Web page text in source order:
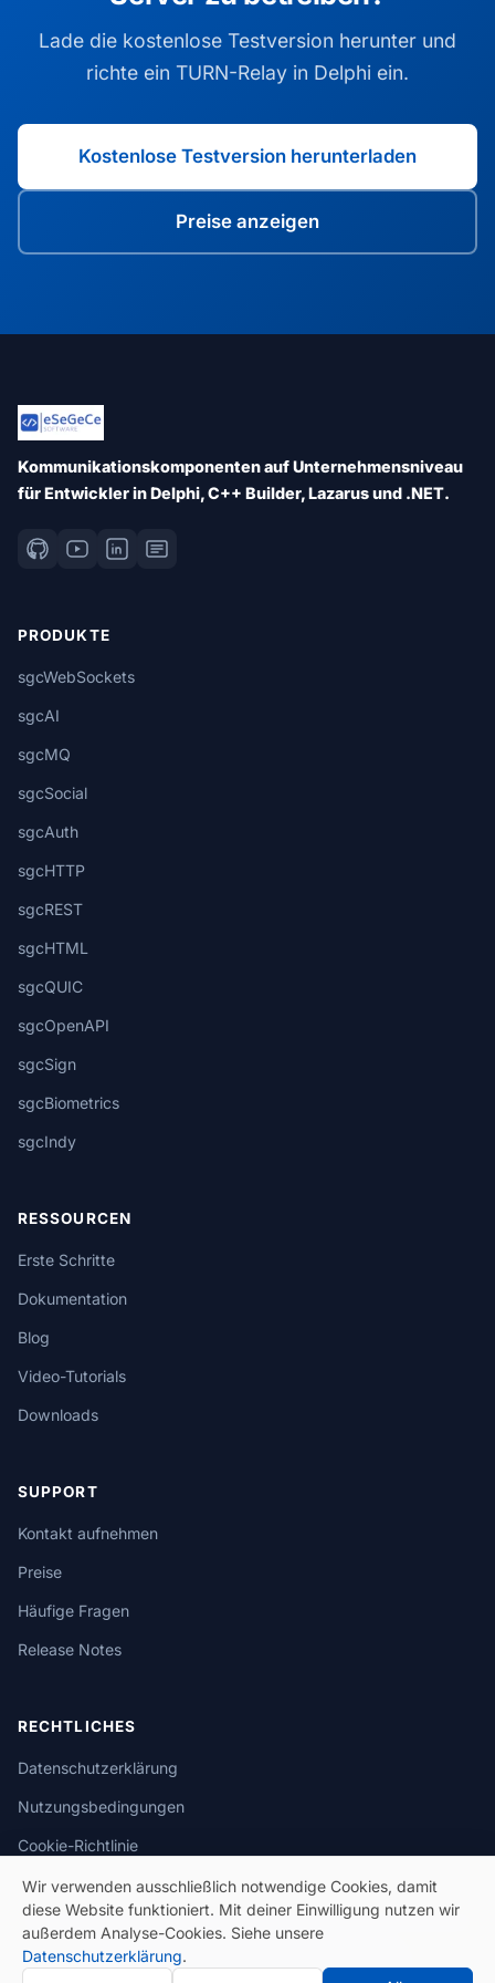
Lade die kostenlose Testversion herunter und
richte ein TURN-Relay in Delphi ein.
Kostenlose Testversion herunterladen
Preise anzeigen
Kommunikationskomponenten auf Unternehmensniveau
für Entwickler in Delphi, C++ Builder, Lazarus und .NET.
PRODUKTE
sgcWebSockets
sgcAI
sgcMQ
sgcSocial
sgcAuth
sgcHTTP
sgcREST
sgcHTML
sgcQUIC
sgcOpenAPI
sgcSign
sgcBiometrics
sgcIndy
RESSOURCEN
Erste Schritte
Dokumentation
Blog
Video-Tutorials
Downloads
SUPPORT
Kontakt aufnehmen
Preise
Häufige Fragen
Release Notes
RECHTLICHES
Datenschutzerklärung
Nutzungsbedingungen
Cookie-Richtlinie
© 2026 eSeGeCe. Alle Rechte vorbehalten.
Wir verwenden ausschließlich notwendige Cookies, damit
diese Website funktioniert. Mit deiner Einwilligung nutzen wir
außerdem Analyse-Cookies. Siehe unsere
Datenschutzerklärung.